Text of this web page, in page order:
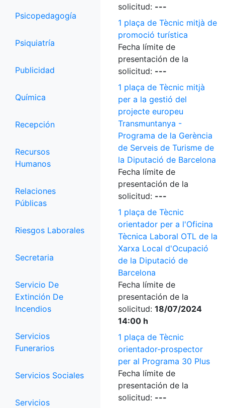
Psicopedagogía
Psiquiatría
Publicidad
Química
Recepción
Recursos
Humanos
Relaciones
Públicas
Riesgos Laborales
Secretaria
Servicio De
Extinción De
Incendios
Servicios
Funerarios
Servicios Sociales
Servicios
solicitud: ---
1 plaça de Tècnic mitjà de
promoció turística
Fecha límite de
presentación de la
solicitud: ---
1 plaça de Tècnic mitjà
per a la gestió del
projecte europeu
Transmuntanya -
Programa de la Gerència
de Serveis de Turisme de
la Diputació de Barcelona
Fecha límite de
presentación de la
solicitud: ---
1 plaça de Tècnic
orientador per a l'Oficina
Tècnica Laboral OTL de la
Xarxa Local d'Ocupació
de la Diputació de
Barcelona
Fecha límite de
presentación de la
solicitud: 18/07/2024
14:00 h
1 plaça de Tècnic
orientador-prospector
per al Programa 30 Plus
Fecha límite de
presentación de la
solicitud: ---